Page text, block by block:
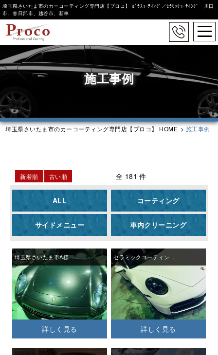
to
main
content
埼玉県さいたま市のカーコーティング専門店【プロコ】 ｶﾞﾗｽｺｰﾃｨﾝｸﾞ／ｾﾗﾐｯｸｺｰﾃｨﾝｸﾞ 川口
市、春日部市、越谷市、新車
施工事例
埼玉県さいたま市のカーコーティング専門店【プロコ】 HOME > 施工事例
新着順 古い順 全 181 件
ALL コーティング
サイドメニュー 車内クリーニング
埼玉県さいたま市A様 ...
詳しく見る
セラミックコーティン...
詳しく見る